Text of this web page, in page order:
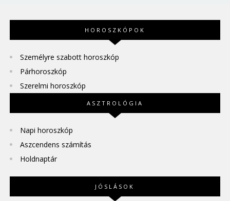
HOROSZKÓPOK
Személyre szabott horoszkóp
Párhoroszkóp
Szerelmi horoszkóp
ASZTROLÓGIA
Napi horoszkóp
Aszcendens számítás
Holdnaptár
JÓSLÁSOK